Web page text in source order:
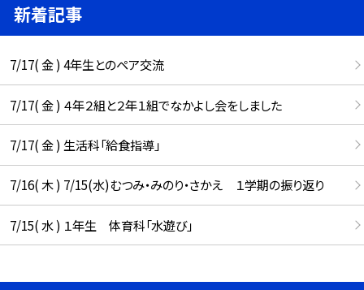
新着記事
7/17( 金 ) 4年生とのペア交流
7/17( 金 ) ４年２組と２年１組でなかよし会をしました
7/17( 金 ) 生活科「給食指導」
7/16( 木 ) 7/15(水)むつみ・みのり・さかえ １学期の振り返り
7/15( 水 ) １年生 体育科「水遊び」